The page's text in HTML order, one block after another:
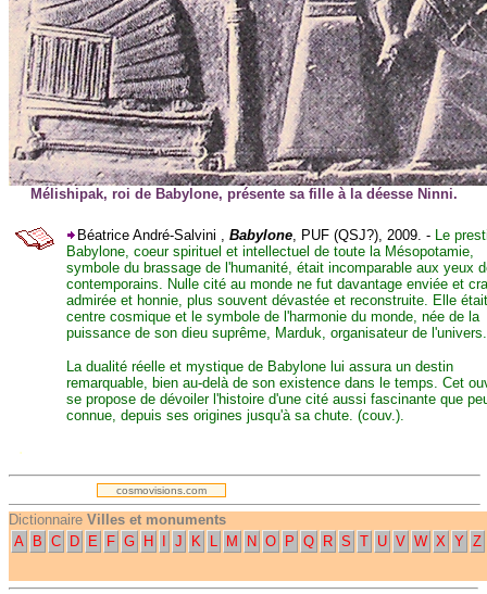
Mélishipak, roi de Babylone, présente sa fille à la déesse Ninni.
Béatrice André-Salvini , Babylone, PUF (QSJ?), 2009. - Le
Babylone, coeur spirituel et intellectuel de toute la Mésopotamie,
symbole du brassage de l'humanité, était incomparable aux yeux
contemporains. Nulle cité au monde ne fut davantage enviée et
admirée et honnie, plus souvent dévastée et reconstruite. Elle
centre cosmique et le symbole de l'harmonie du monde, née de la
puissance de son dieu suprême, Marduk, organisateur de l'univers.
La dualité réelle et mystique de Babylone lui assura un destin
remarquable, bien au-delà de son existence dans le temps. Cet
se propose de dévoiler l'histoire d'une cité aussi fascinante que
connue, depuis ses origines jusqu'à sa chute. (couv.).
.
cosmovisions.com
Dictionnaire Villes et monuments
A
B C D E F G H J K L M N O P Q R S T U V W X Y Z